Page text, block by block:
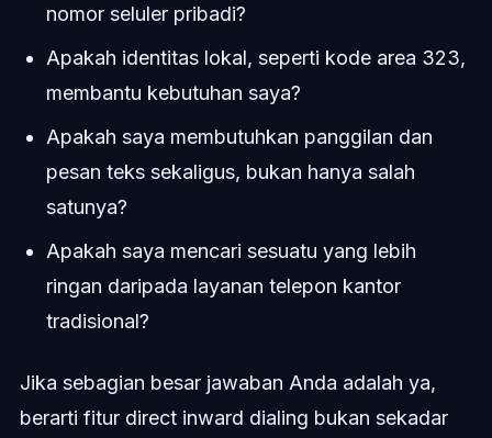
nomor seluler pribadi?
Apakah identitas lokal, seperti kode area 323,
membantu kebutuhan saya?
Apakah saya membutuhkan panggilan dan
pesan teks sekaligus, bukan hanya salah
satunya?
Apakah saya mencari sesuatu yang lebih
ringan daripada layanan telepon kantor
tradisional?
Jika sebagian besar jawaban Anda adalah ya,
berarti fitur direct inward dialing bukan sekadar